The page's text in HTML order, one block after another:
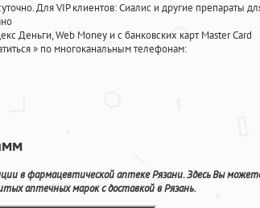
Для VIP клиентов: Сиалис и другие препараты
Деньги, Web Money и с банковских карт Master Card
» по многоканальным телефонам:
в фармацевтической аптеке Рязани. Здесь Вы
аптечных марок с доставкой в Рязань.